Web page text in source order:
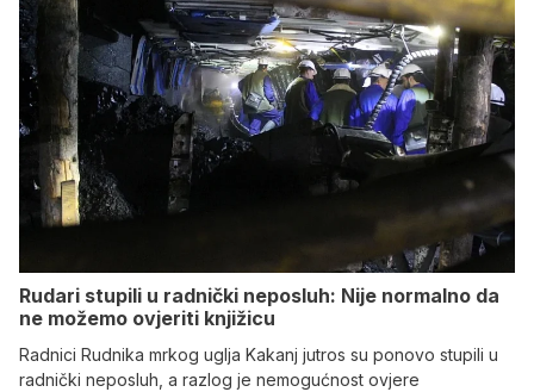
Rudari stupili u radnički neposluh: Nije normalno da
ne možemo ovjeriti knjižicu
Radnici Rudnika mrkog uglja Kakanj jutros su ponovo stupili u
radnički neposluh, a razlog je nemogućnost ovjere